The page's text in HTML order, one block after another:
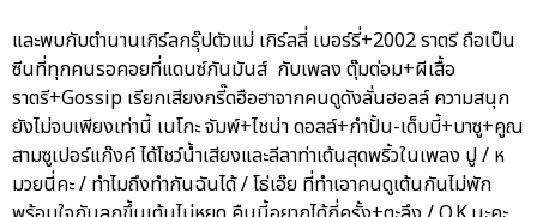
และพบกับตำนานเกิร์ลกรุ๊ปตัวแม่ เกิร์ลลี่ เบอร์รี่+2002 ราตรี ถือเป็น
ซีนที่ทุกคนรอคอยที่แดนซ์กันมันส์ กับเพลง ตุ๊มต่อม+ผีเสื้อ
ราตรี+Gossip เรียกเสียงกรี๊ดฮือฮาจากคนดูดังลั่นฮอลล์ ความสนุก
ยังไม่จบเพียงเท่านี้ เนโกะ จัมพ์+ไชน่า ดอลล์+กำปั้น-เด็บบี้+บาซู+คูณ
สามซูเปอร์แก๊งค์ ได้โชว์น้ำเสียงและลีลาท่าเต้นสุดพริ้วในเพลง ปู / ห
มวยนี่คะ / ทำไมถึงทำกันฉันได้ / โธ่เอ๊ย ที่ทำเอาคนดูเต้นกันไม่พัก